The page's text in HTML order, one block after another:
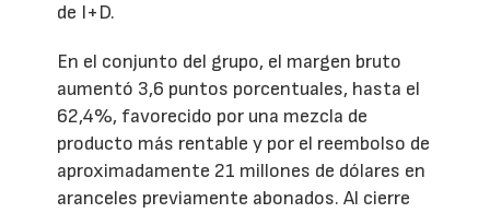
de I+D.
En el conjunto del grupo, el margen bruto
aumentó 3,6 puntos porcentuales, hasta el
62,4%, favorecido por una mezcla de
producto más rentable y por el reembolso de
aproximadamente 21 millones de dólares en
aranceles previamente abonados. Al cierre